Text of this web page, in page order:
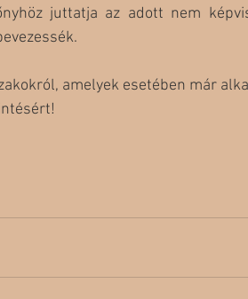
juttatja az adott nem
amelyek esetében már